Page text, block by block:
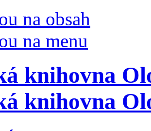
na obsah
na menu
knihovna
knihovna